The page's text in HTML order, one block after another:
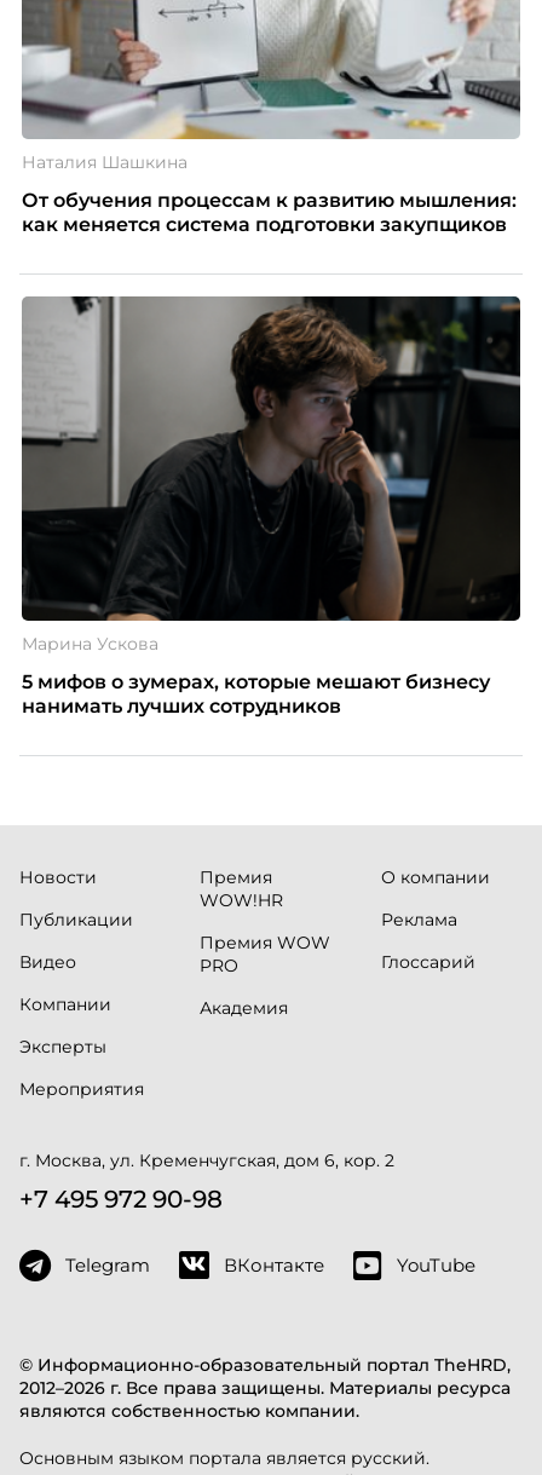
Наталия Шашкина
От обучения процессам к развитию мышления:
как меняется система подготовки закупщиков
Марина Ускова
5 мифов о зумерах, которые мешают бизнесу
нанимать лучших сотрудников
© Информационно-образовательный портал TheHRD,
2012–2026 г. Все права защищены. Материалы ресурса
являются собственностью компании.
Основным языком портала является русский.
Новости
Публикации
Видео
Компании
Эксперты
Мероприятия
Премия
WOW!HR
Премия WOW
PRO
Академия
О компании
Реклама
Глоссарий
г. Москва, ул. Кременчугская, дом 6, кор. 2
+7 495 972 90-98
Telegram ВКонтакте YouTube